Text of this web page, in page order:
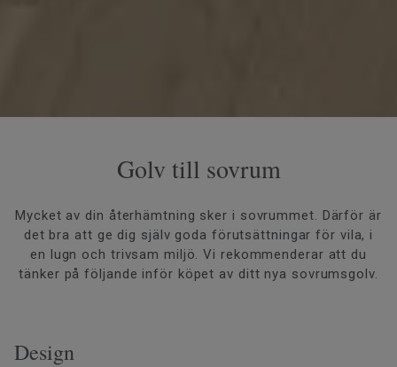
Golv till sovrum
Mycket av din återhämtning sker i sovrummet. Därför är
det bra att ge dig själv goda förutsättningar för vila, i
en lugn och trivsam miljö. Vi rekommenderar att du
tänker på följande inför köpet av ditt nya sovrumsgolv.
Design